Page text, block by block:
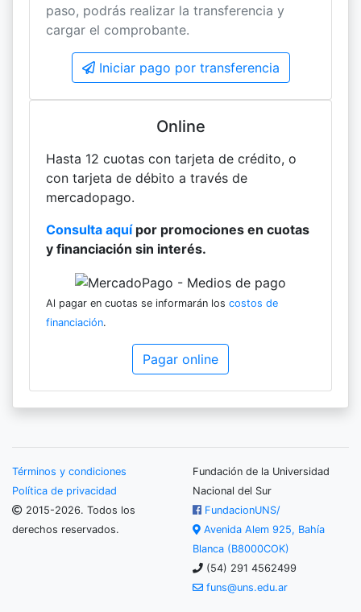
paso, podrás realizar la transferencia y
cargar el comprobante.
Iniciar pago por transferencia
Online
Hasta 12 cuotas con tarjeta de crédito, o
con tarjeta de débito a través de
mercadopago.
Consulta aquípor promociones en cuotas
y financiación sin interés.
Al pagar en cuotas se informarán los costos de
financiación.
Pagar online
Términos y condiciones
Política de privacidad
2015-2026. Todos los
derechos reservados.
Fundación de la Universidad
Nacional del Sur
FundacionUNS/
Avenida Alem 925, Bahía
Blanca (B8000COK)
(54) 291 4562499
funs@uns.edu.ar